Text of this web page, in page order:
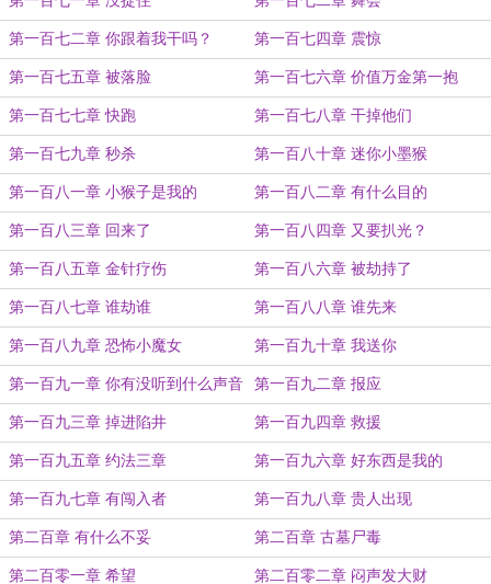
第一百七二章 你跟着我干吗？ 第一百七四章 震惊
第一百七五章 被落脸 第一百七六章 价值万金第一抱
第一百七七章 快跑 第一百七八章 干掉他们
第一百七九章 秒杀 第一百八十章 迷你小墨猴
第一百八一章 小猴子是我的 第一百八二章 有什么目的
第一百八三章 回来了 第一百八四章 又要扒光？
第一百八五章 金针疗伤 第一百八六章 被劫持了
第一百八七章 谁劫谁 第一百八八章 谁先来
第一百八九章 恐怖小魔女 第一百九十章 我送你
第一百九一章 你有没听到什么声音 第一百九二章 报应
第一百九三章 掉进陷井 第一百九四章 救援
第一百九五章 约法三章 第一百九六章 好东西是我的
第一百九七章 有闯入者 第一百九八章 贵人出现
第二百章 有什么不妥 第二百章 古墓尸毒
第二百零一章 希望 第二百零二章 闷声发大财